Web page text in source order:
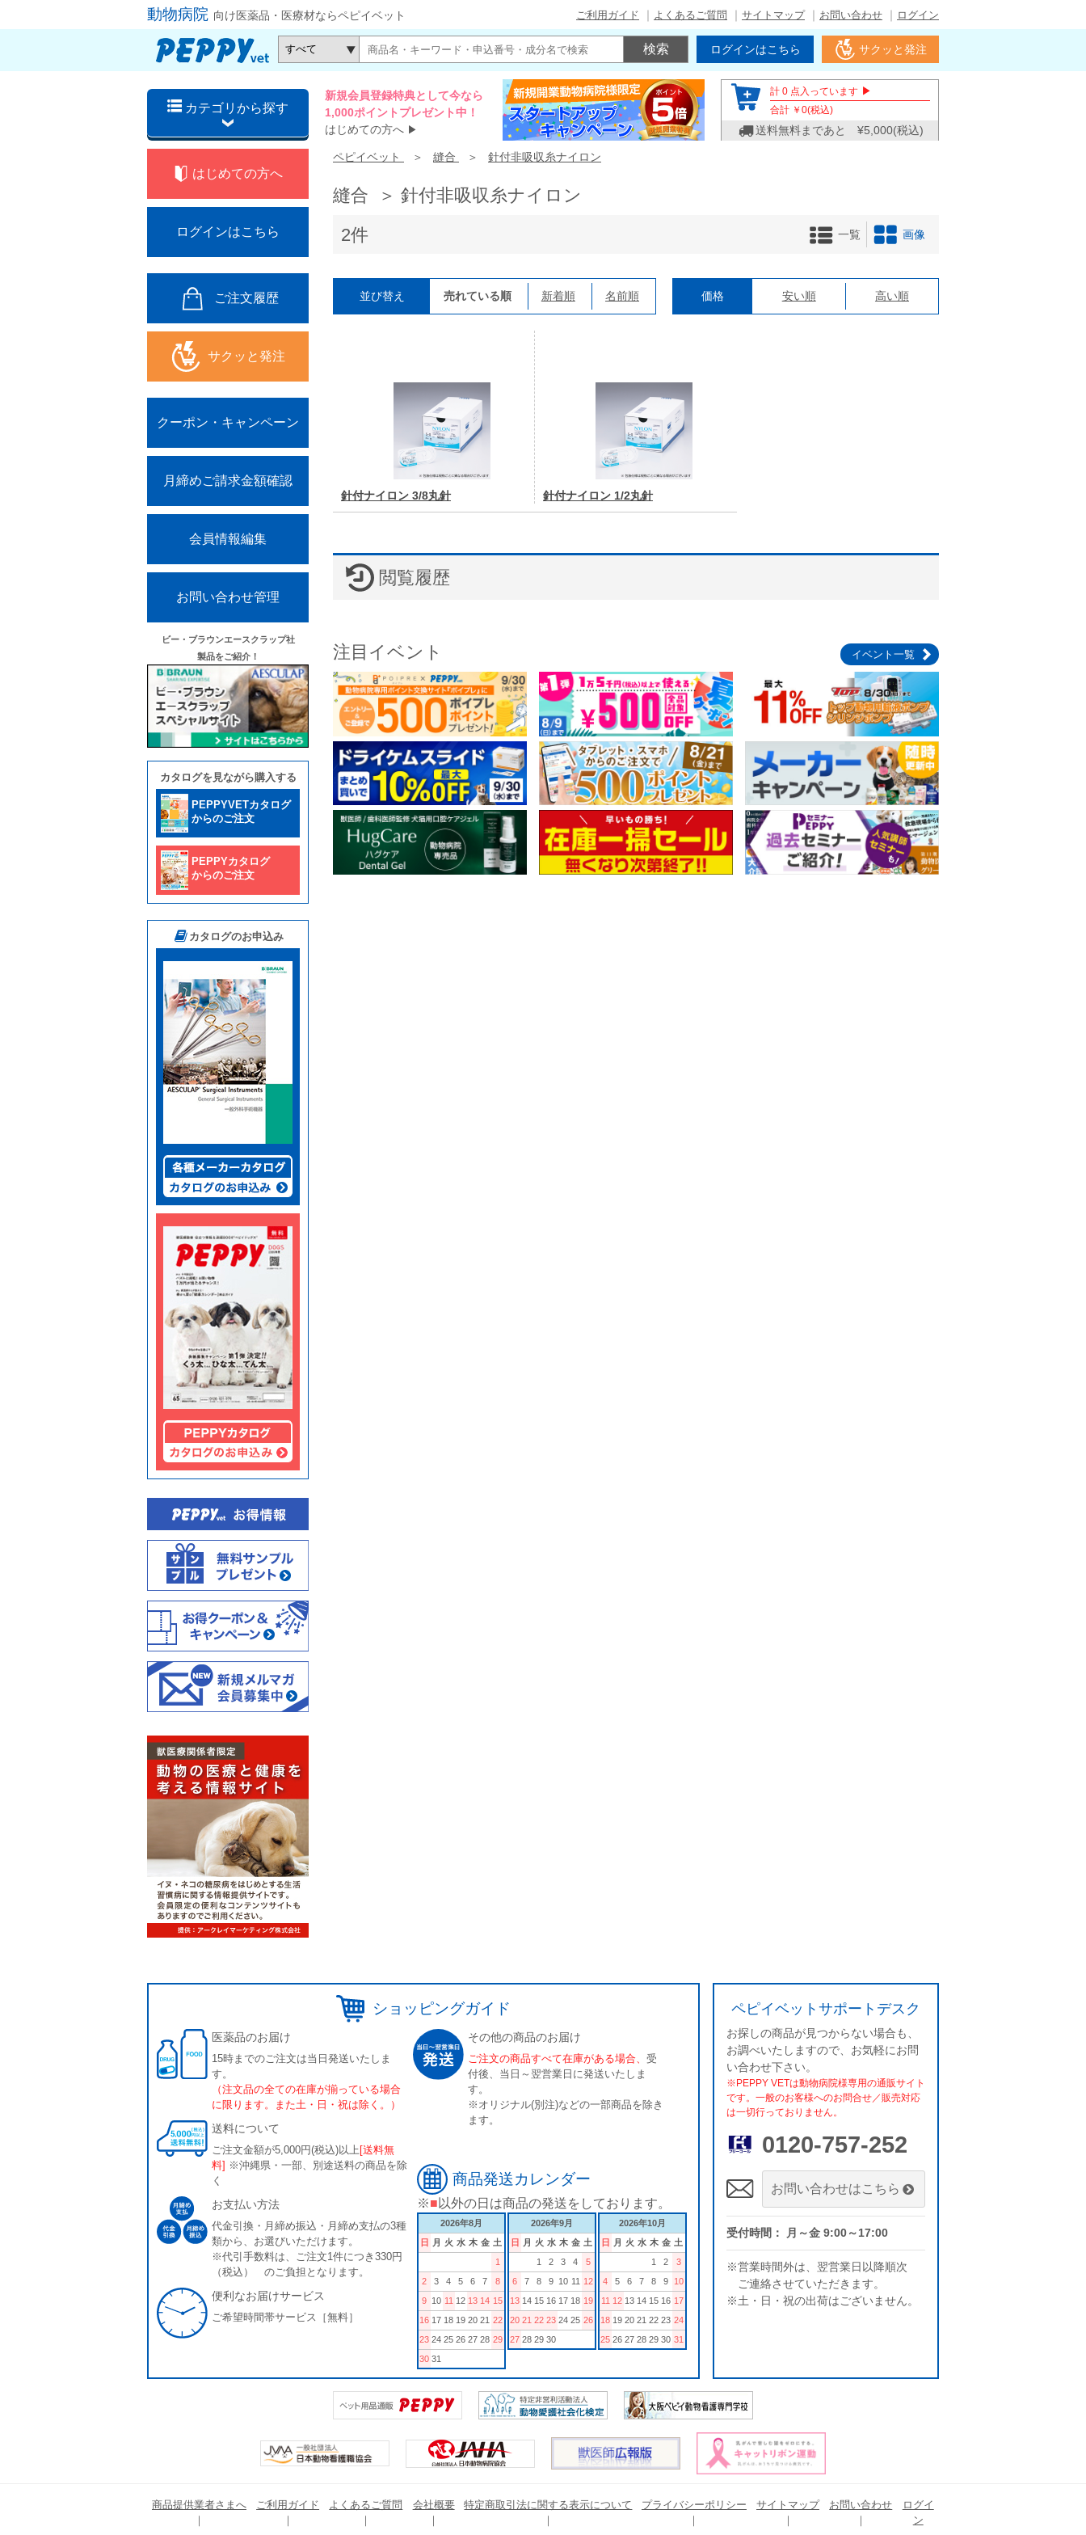
動物病院 向け医薬品・医療材ならペピイベット ご利用ガイド よくあるご質問 サイトマップ お問い合わせ ログイン
ログインはこちら サクッと発注
カテゴリから探す
新規会員登録特典として今なら
1,000ポイントプレゼント中！
はじめての方へ ▶
計 0 点入っています ▶
合計 ￥ 0(税込)
送料無料まであと ¥5,000(税込)
はじめての方へ
ログインはこちら
ご注文履歴
サクッと発注
クーポン・キャンペーン
月締めご請求金額確認
会員情報編集
お問い合わせ管理
ビー・ブラウンエースクラップ社
製品をご紹介！
カタログを見ながら購入する
PEPPYVETカタログ
からのご注文
PEPPYカタログ
からのご注文
カタログのお申込み
ペピイベット 縫合 針付非吸収糸ナイロン
縫合 ＞ 針付非吸収糸ナイロン
2件
一覧 画像
並び替え 売れている順 新着順 名前順 価格 安い順 高い順
針付ナイロン 3/8丸針 針付ナイロン 1/2丸針
閲覧履歴
注目イベント イベント一覧
ショッピングガイド
医薬品のお届け
15時までのご注文は当日発送いたしま
す。
（注文品の全ての在庫が揃っている場合
に限ります。また土・日・祝は除く。）
送料について
ご注文金額が5,000円(税込)以上 [送料無
料] ※沖縄県・一部、別途送料の商品を除
く
お支払い方法
代金引換・月締め振込・月締め支払の3種
類から、お選びいただけます。
※代引手数料は、ご注文1件につき330円
（税込） のご負担となります。
便利なお届けサービス
ご希望時間帯サービス［無料］
その他の商品のお届け
ご注文の商品すべて在庫がある場合、 受
付後、当日～翌営業日に発送いたしま
す。
※オリジナル(別注)などの一部商品を除き
ます。
商品発送カレンダー
※■ 以外の日は商品の発送をしております。
2026年8月
日
月 火 水 木 金 土
1
2
3 4 5 6 7
8
9 10 11 12 13 14 15
16 17 18 19 20 21 22
23 24 25 26 27 28 29
30 31
2026年9月
日
月 火 水 木 金 土
1
2 3 4
5
6
7 8 9 10 11 12
13 14 15 16 17 18 19
20 21 22 23 24 25 26
27 28 29 30
2026年10月
日
月 火 水 木 金 土
1
2
3
4
5 6 7 8 9
10
11 12 13 14 15 16 17
18 19 20 21 22 23 24
25 26 27 28 29 30 31
ペピイベットサポートデスク
お探しの商品が見つからない場合も、
お調べいたしますので、お気軽にお問
い合わせ下さい。
※PEPPY VETは動物病院様専用の通販サイト
です。一般のお客様へのお問合せ／販売対応
は一切行っておりません。
0120-757-252
お問い合わせはこちら
受付時間： 月～金 9:00～17:00
※営業時間外は、翌営業日以降順次
ご連絡させていただきます。
※土・日・祝の出荷はございません。
商品提供業者さまへ ご利用ガイド よくあるご質問 会社概要 特定商取引法に関する表示について プライバシーポリシー サイトマップ お問い合わせ
ログイ
ン